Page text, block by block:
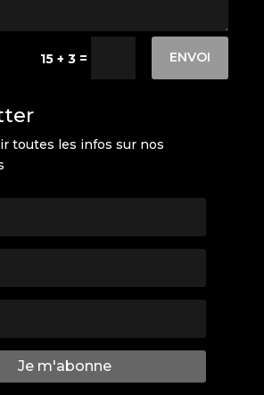
15 + 3 = ENVOI
toutes les infos sur nos
Je m'abonne